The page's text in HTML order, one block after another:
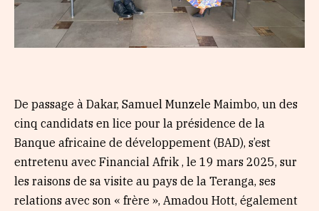
De passage à Dakar, Samuel Munzele Maimbo, un des
cinq candidats en lice pour la présidence de la
Banque africaine de développement (BAD), s’est
entretenu avec Financial Afrik , le 19 mars 2025, sur
les raisons de sa visite au pays de la Teranga, ses
relations avec son « frère », Amadou Hott, également